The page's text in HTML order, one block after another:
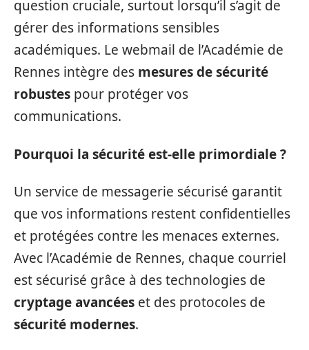
question cruciale, surtout lorsqu’il s’agit de
gérer des informations sensibles
académiques. Le webmail de l’Académie de
Rennes intègre des mesures de sécurité
robustes pour protéger vos
communications.
Pourquoi la sécurité est-elle primordiale ?
Un service de messagerie sécurisé garantit
que vos informations restent confidentielles
et protégées contre les menaces externes.
Avec l’Académie de Rennes, chaque courriel
est sécurisé grâce à des technologies de
cryptage avancées et des protocoles de
sécurité modernes.